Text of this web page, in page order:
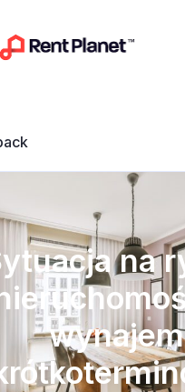
na
wynajem